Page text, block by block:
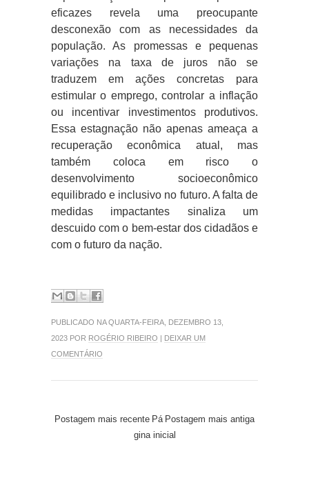
eficazes revela uma preocupante
desconexão com as necessidades da
população. As promessas e pequenas
variações na taxa de juros não se
traduzem em ações concretas para
estimular o emprego, controlar a inflação
ou incentivar investimentos produtivos.
Essa estagnação não apenas ameaça a
recuperação econômica atual, mas
também coloca em risco o
desenvolvimento socioeconômico
equilibrado e inclusivo no futuro. A falta de
medidas impactantes sinaliza um
descuido com o bem-estar dos cidadãos e
com o futuro da nação.
PUBLICADO NA QUARTA-FEIRA, DEZEMBRO 13,
2023 POR ROGÉRIO RIBEIRO
DEIXAR UM
COMENTÁRIO
Postagem mais recente Postagem mais antiga
Pá
gina inicial